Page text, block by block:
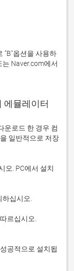
Naver.com에서
에뮬레이터
운로드 한 경우 컴
일반적으로 저장